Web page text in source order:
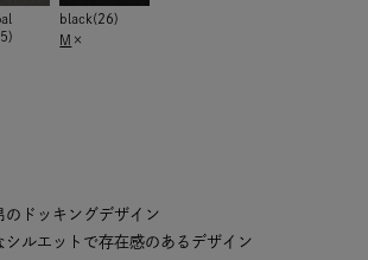
black(26)
M ×
ドッキングデザイン
ルエットで存在感のあるデザイン